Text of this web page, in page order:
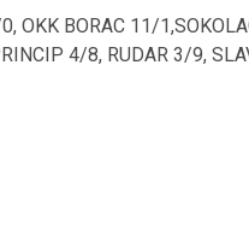
OKK BORAC 11/
4/8, RUDAR 3/9,